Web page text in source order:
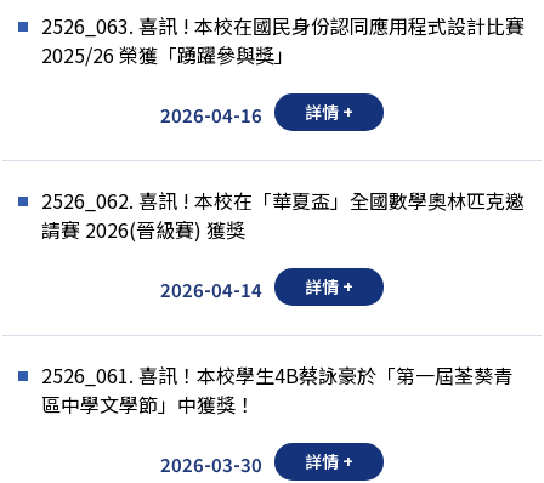
2526_063. 喜訊 ! 本校在國民身份認同應用程式設計比賽
2025/26 榮獲「踴躍參與獎」
2026-04-16 詳情 +
2526_062. 喜訊 ! 本校在「華夏盃」全國數學奧林匹克邀
請賽 2026(晉級賽) 獲獎
2026-04-14 詳情 +
2526_061. 喜訊！本校學生4B蔡詠豪於「第一屆荃葵青
區中學文學節」中獲獎！
2026-03-30 詳情 +